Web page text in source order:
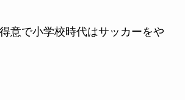
意で小学校時代はサッカーをや